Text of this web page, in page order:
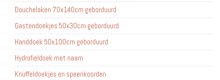
Douchelaken 70x140cm geborduurd
Gastendoekjes 50x30cm geborduurd
Handdoek 50x100cm geborduurd
Hydrofieldoek met naam
Knuffeldoekjes en speenkoorden